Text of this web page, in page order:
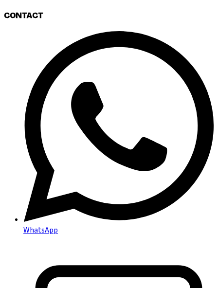
CONTACT
WhatsApp